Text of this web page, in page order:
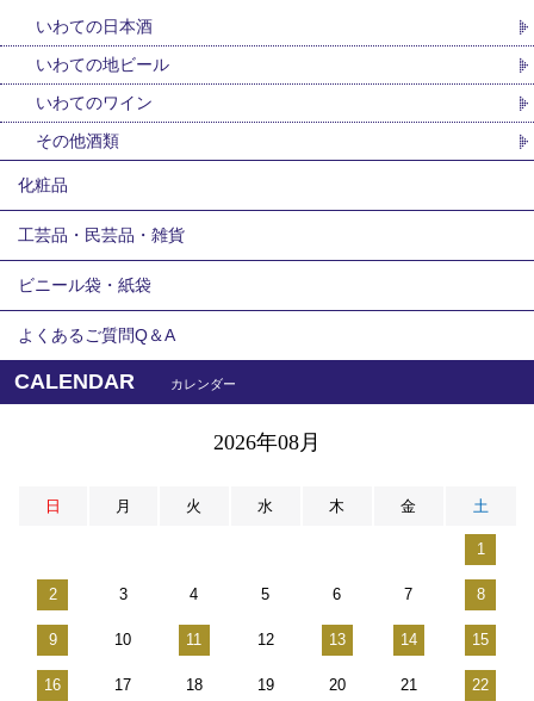
いわての日本酒
いわての地ビール
いわてのワイン
その他酒類
化粧品
工芸品・民芸品・雑貨
ビニール袋・紙袋
よくあるご質問Q＆A
CALENDAR カレンダー
2026年08月
日 月 火 水 木 金 土
1
2 3 4 5 6 7 8
9 10 11 12 13 14 15
16 17 18 19 20 21 22